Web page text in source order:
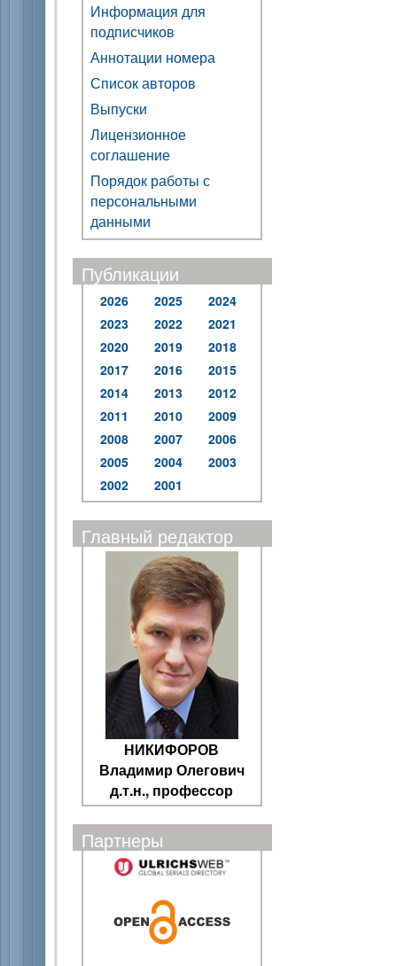
Информация для
подписчиков
Аннотации номера
Список авторов
Выпуски
Лицензионное
соглашение
Порядок работы с
персональными
данными
Публикации
2026 2025
2024
2023
2022
2021
2020
2019
2018
2017
2016
2015
2014
2013
2012
2011
2010
2009
2008
2007
2006
2005
2004
2003
2002
2001
Главный редактор
НИКИФОРОВ
Владимир Олегович
д.т.н., профессор
Партнеры